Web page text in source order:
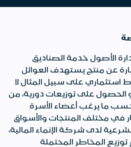
الأصول خدمة الصناديق
عن منتج يستهدف العوائل
استثماري على سبيل المثال لا
الحصول على توزيعات دورية، من
ما يرغب أعضاء الأسرة
في مختلف المنتجات والأسواق
لدى شركة الإنماء المالية،
توزيع المخاطر المحتملة